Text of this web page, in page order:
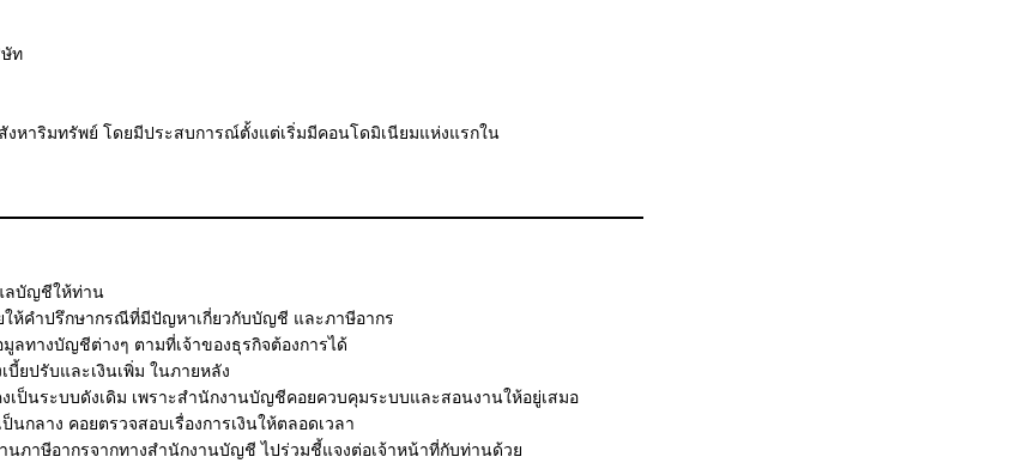
ท
หาริมทรัพย์ โดยมีประสบการณ์ตั้งแต่เริ่มมีคอนโดมิเนียมแห่งแรกใน
ลบัญชีให้ท่าน
ห้คำปรึกษากรณีที่มีปัญหาเกี่ยวกับบัญชี และภาษีอากร
ทางบัญชีต่างๆ ตามที่เจ้าของธุรกิจต้องการได้
ยปรับและเงินเพิ่ม ในภายหลัง
ป็นระบบดังเดิม เพราะสำนักงานบัญชีคอยควบคุมระบบและสอนงานให้อยู่เสมอ
กลาง คอยตรวจสอบเรื่องการเงินให้ตลอดเวลา
ภาษีอากรจากทางสำนักงานบัญชี ไปร่วมชี้แจงต่อเจ้าหน้าที่กับท่านด้วย